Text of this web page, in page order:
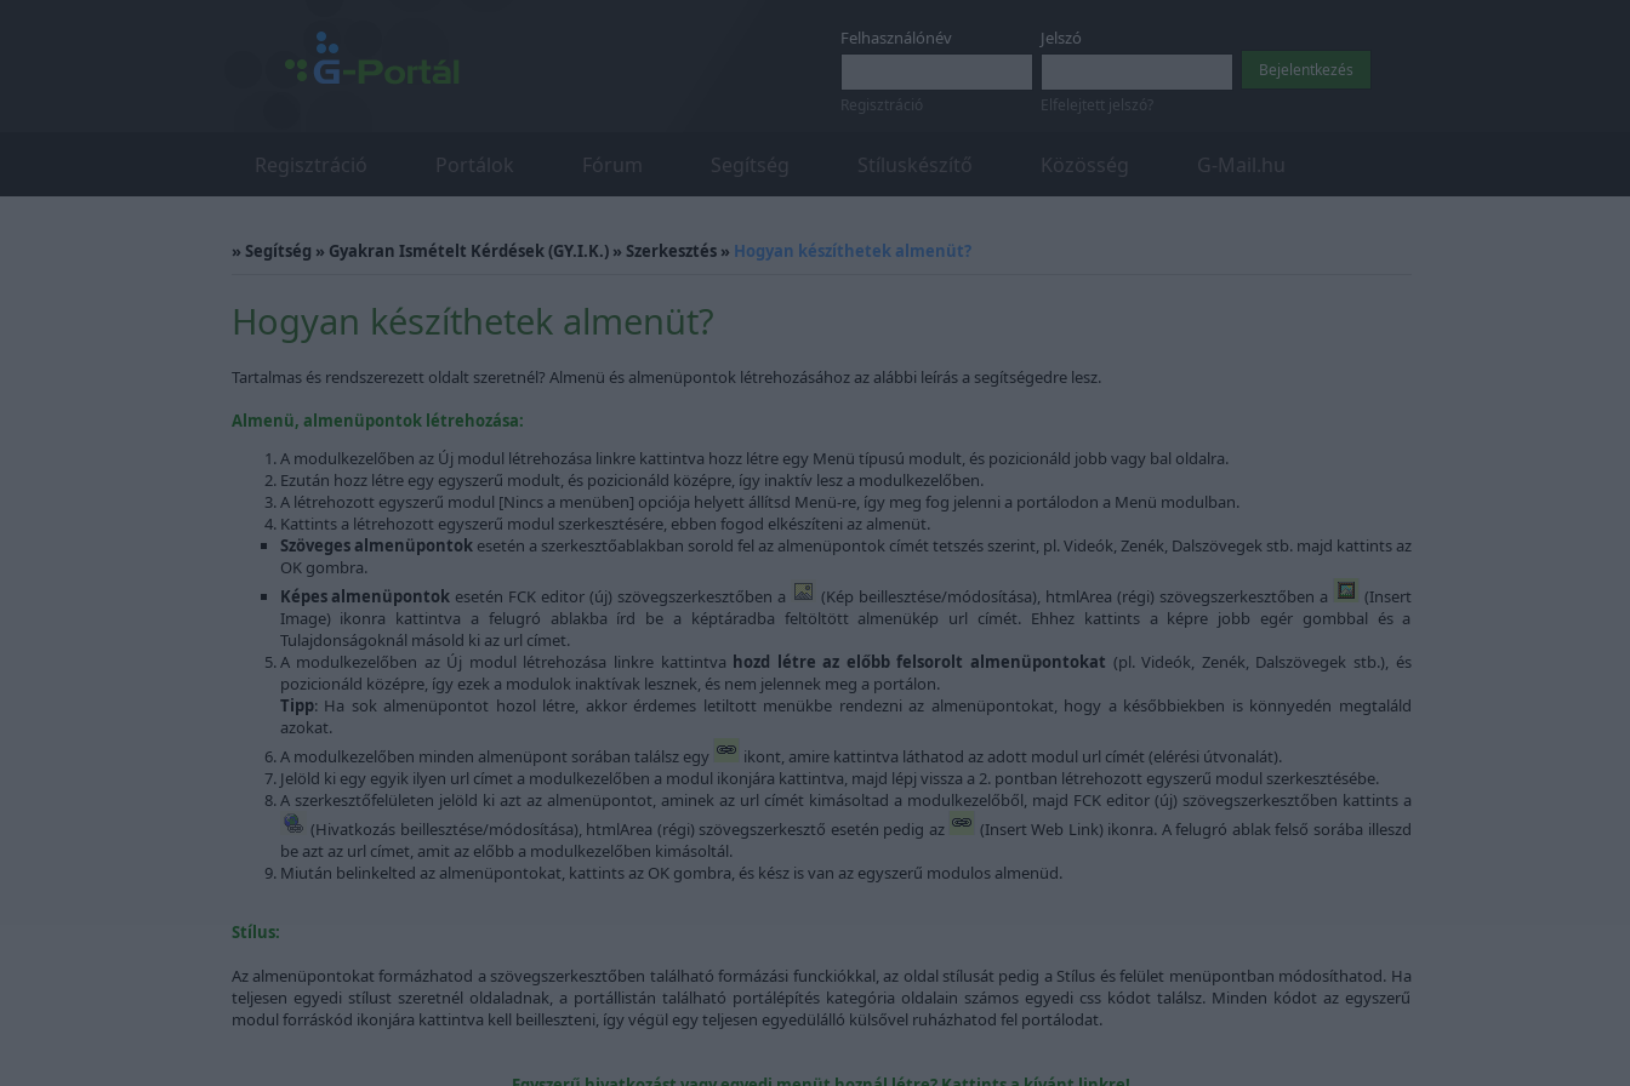
Felhasználónév
Regisztráció
Jelszó
Elfelejtett jelszó?
Regisztráció Portálok Fórum Segítség Stíluskészítő Közösség G-Mail.hu
» Segítség » Gyakran Ismételt Kérdések (GY.I.K.)» Szerkesztés» Hogyan készíthetek almenüt?
Hogyan készíthetek almenüt?
Tartalmas és rendszerezett oldalt szeretnél? Almenü és almenüpontok létrehozásához az alábbi leírás a segítségedre lesz.
Almenü, almenüpontok létrehozása:
A modulkezelőben az Új modul létrehozása linkre kattintva hozz létre egy Menü típusú modult, és pozicionáld jobb vagy bal oldalra.
Ezután hozz létre egy egyszerű modult, és pozicionáld középre, így inaktív lesz a modulkezelőben.
A létrehozott egyszerű modul [Nincs a menüben] opciója helyett állítsd Menü-re, így meg fog jelenni a portálodon a Menü modulban.
Kattints a létrehozott egyszerű modul szerkesztésére, ebben fogod elkészíteni az almenüt.
Szöveges almenüpontokesetén a szerkesztőablakban sorold fel az almenüpontok címét tetszés szerint, pl. Videók, Zenék, Dalszövegek stb. majd kattints az
OK gombra.
Képes almenüpontok esetén FCK editor (új) szövegszerkesztőben a (Kép beillesztése/módosítása), htmlArea (régi) szövegszerkesztőben a
(Insert
Image) ikonra kattintva a felugró ablakba írd be a képtáradba feltöltött almenükép url címét. Ehhez kattints a képre jobb egér gombbal és a
Tulajdonságoknál másold ki az url címet.
A modulkezelőben az Új modul létrehozása linkre kattintva hozd létre az előbb felsorolt almenüpontokat (pl. Videók, Zenék, Dalszövegek stb.), és
pozicionáld középre, így ezek a modulok inaktívak lesznek, és nem jelennek meg a portálon.
Tipp: Ha sok almenüpontot hozol létre, akkor érdemes letiltott menükbe rendezni az almenüpontokat, hogy a későbbiekben is könnyedén megtaláld
azokat.
A modulkezelőben minden almenüpont sorában találsz egy
ikont, amire kattintva láthatod az adott modul url címét (elérési útvonalát).
Jelöld ki egy egyik ilyen url címet a modulkezelőben a modul ikonjára kattintva, majd lépj vissza a 2. pontban létrehozott egyszerű modul szerkesztésébe.
A szerkesztőfelületen jelöld ki azt az almenüpontot, aminek az url címét kimásoltad a modulkezelőből, majd FCK editor (új) szövegszerkesztőben kattints a
(Hivatkozás beillesztése/módosítása), htmlArea (régi) szövegszerkesztő esetén pedig az
(Insert Web Link) ikonra. A felugró ablak felső sorába illeszd
be azt az url címet, amit az előbb a modulkezelőben kimásoltál.
Miután belinkelted az almenüpontokat, kattints az OK gombra, és kész is van az egyszerű modulos almenüd.
Stílus:
Az almenüpontokat formázhatod a szövegszerkesztőben található formázási funckiókkal, az oldal stílusát pedig a Stílus és felület menüpontban módosíthatod. Ha
teljesen egyedi stílust szeretnél oldaladnak, a portállistán található portálépítés kategória oldalain számos egyedi css kódot találsz. Minden kódot az egyszerű
modul forráskód ikonjára kattintva kell beilleszteni, így végül egy teljesen egyedülálló külsővel ruházhatod fel portálodat.